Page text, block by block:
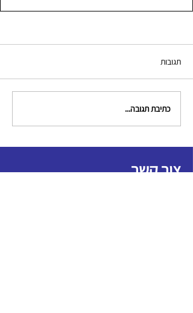
תגובות
כתיבת תגובה...
צור קשר